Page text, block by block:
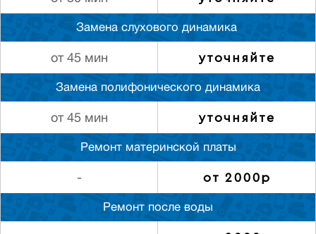
Замена слуxового динамика
от 45 мин уточняйте
Замена полифонического динамика
от 45 мин уточняйте
Ремонт материнской платы
- от 2000р
Ремонт после воды